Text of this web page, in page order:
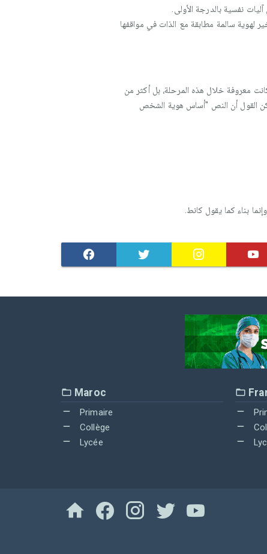
نفسية بالدرجة الأولى.
لهوية سالمة مطابقة مع الذات في مواقفها
معروفة خلال هذه المرحلة، بل أكثر من
القول أن النص "أساس هوية الشخص
بناء كما يقول كانط.
Maroc
Primaire
Collège
Lycée